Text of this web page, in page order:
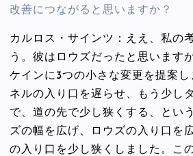
改善につながると思いますか？
カルロス・サインツ：ええ、私の
う。彼はロウズだったと思います
ケインに3つの小さな変更を提案し
ネルの入り口を遅らせ、もう少し
で、道の先で少し狭くする、とい
ズの幅を広げ、ロウズの入り口を
の入り口を少し狭くしました。こ